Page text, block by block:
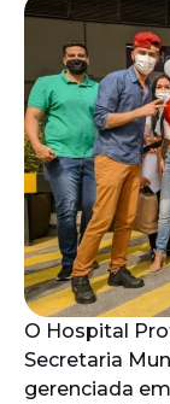
O Hospital
Secretaria
gerenciada